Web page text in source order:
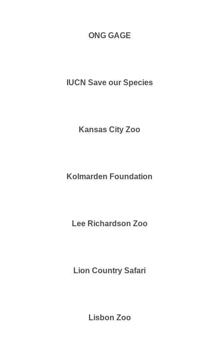
ONG GAGE
IUCN Save our Species
Kansas City Zoo
Kolmarden Foundation
Lee Richardson Zoo
Lion Country Safari
Lisbon Zoo